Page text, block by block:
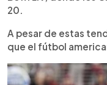
20.
A pesar de estas
que el fútbol